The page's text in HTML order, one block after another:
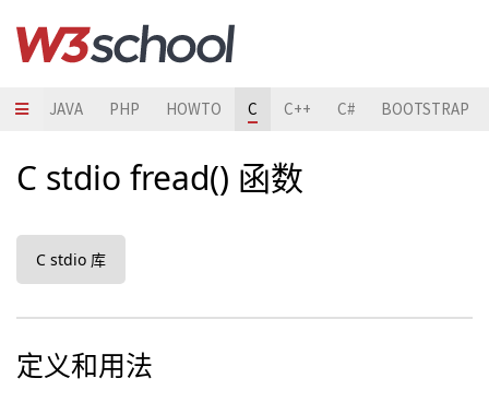
JAVA PHP HOWTO C C++ C# BOOTSTRAP
C stdio fread() 函数
C stdio 库
定义和用法